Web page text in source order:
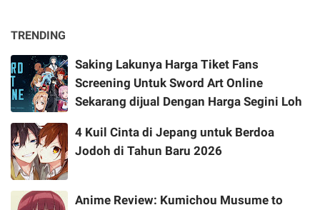
TRENDING
Saking Lakunya Harga Tiket Fans
Screening Untuk Sword Art Online
Sekarang dijual Dengan Harga Segini Loh
4 Kuil Cinta di Jepang untuk Berdoa
Jodoh di Tahun Baru 2026
Anime Review: Kumichou Musume to